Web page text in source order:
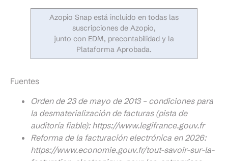
Azopio Snap está incluido en todas las
suscripciones de Azopio,
junto con EDM, precontabilidad y la
Plataforma Aprobada.
Fuentes
Orden de 23 de mayo de 2013 – condiciones para
la desmaterialización de facturas (pista de
auditoría fiable): https://www.legifrance.gouv.fr
Reforma de la facturación electrónica en 2026:
https://www.economie.gouv.fr/tout-savoir-sur-la-